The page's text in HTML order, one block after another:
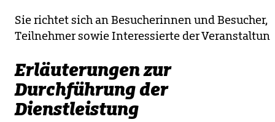
Sie richtet sich an Besucherinnen und Besucher,
Teilnehmer sowie Interessierte der
Erläuterungen zur
Durchführung der
Dienstleistung